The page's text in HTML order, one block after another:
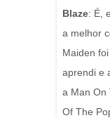
Blaze: É,
a melhor
Maiden
aprendi e
a Man On
Of The